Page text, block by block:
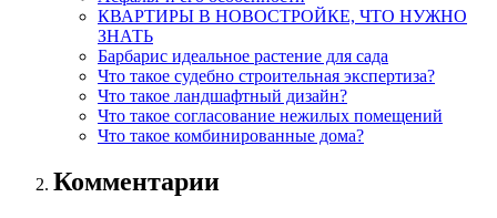
КВАРТИРЫ В НОВОСТРОЙКЕ, ЧТО НУЖНО
ЗНАТЬ
Барбарис идеальное растение для сада
Что такое судебно строительная экспертиза?
Что такое ландшафтный дизайн?
Что такое согласование нежилых помещений
Что такое комбинированные дома?
Комментарии